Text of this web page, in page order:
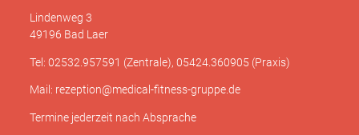
Lindenweg 3
49196 Bad Laer
Tel: 02532.957591 (Zentrale), 05424.360905 (Praxis)
Mail: rezeption@medical-fitness-gruppe.de
Termine jederzeit nach Absprache